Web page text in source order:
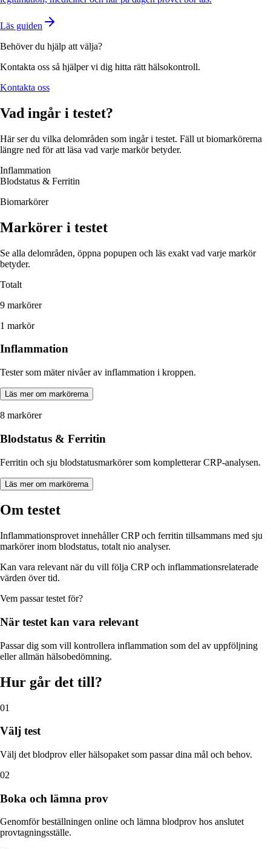
Läs guiden
Behöver du hjälp att välja?
Kontakta oss så hjälper vi dig hitta rätt hälsokontroll.
Kontakta oss
Vad ingår i testet?
Här ser du vilka delområden som ingår i testet. Fäll ut biomarkörerna
längre ned för att läsa vad varje markör betyder.
Inflammation
Blodstatus & Ferritin
Biomarkörer
Markörer i testet
Se alla delområden, öppna popupen och läs exakt vad varje markör
betyder.
Totalt
9 markörer
1 markör
Inflammation
Tester som mäter nivåer av inflammation i kroppen.
Läs mer om markörerna
8 markörer
Blodstatus & Ferritin
Ferritin och sju blodstatusmarkörer som kompletterar CRP-analysen.
Läs mer om markörerna
Om testet
Inflammationsprovet innehåller CRP och ferritin tillsammans med sju
markörer inom blodstatus, totalt nio analyser.
Kan vara relevant när du vill följa CRP och inflammationsrelaterade
värden över tid.
Vem passartestet för?
När testet kan vara relevant
Passar dig som vill kontrollera inflammation som del av uppföljning
eller allmän hälsobedömning.
Hur går det till?
01
Välj test
Välj det blodprov eller hälsopaket som passar dina mål och behov.
02
Boka och lämna prov
Genomför beställningen online och lämna blodprov hos anslutet
provtagningsställe.